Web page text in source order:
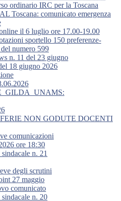
ordinario IRC per la Toscana
Toscana: comunicato emergenza
il 6 luglio ore 17.00-19.00
sportello 150 preferenze-
numero 599
n. 11 del 23 giugno
18 giugno 2026
NON GODUTE DOCENTI
comunicazioni
ore 18:30
n. 21
degli scrutini
27 maggio
comunicato
n. 20